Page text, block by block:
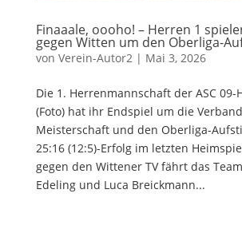
Finaaale, oooho! – Herren 1
gegen Witten um den Oberliga-
von Verein-Autor2| Mai 3, 2026
Die 1. Herrenmannschaft der ASC
(Foto) hat ihr Endspiel um die
Meisterschaft und den Oberliga-
25:16 (12:5)-Erfolg im letzten
gegen den Wittener TV fährt das
Edeling und Luca Breickmann...